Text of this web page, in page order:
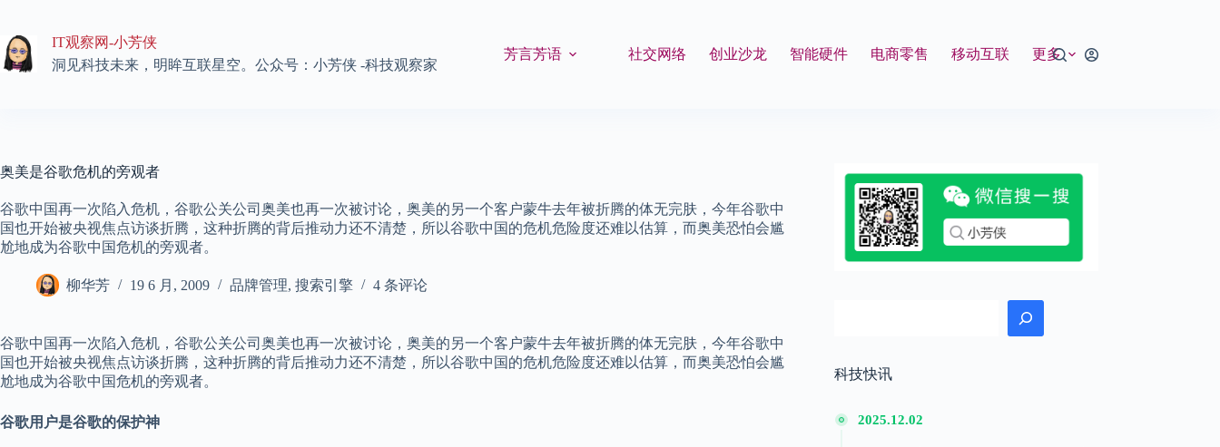
内
容
IT观察网-小芳侠
洞见科技未来，明眸互联星空。公众号：小芳侠 -科技观察家
芳言芳语 社交网络 创业沙龙 智能硬件 电商零售 移动互联 更多
奥美是谷歌危机的旁观者
谷歌中国再一次陷入危机，谷歌公关公司奥美也再一次被讨论，奥美的另一个客户蒙牛去年被折腾的体无完肤，今年谷歌中
国也开始被央视焦点访谈折腾，这种折腾的背后推动力还不清楚，所以谷歌中国的危机危险度还难以估算，而奥美恐怕会尴
尬地成为谷歌中国危机的旁观者。
柳华芳 19 6 月, 2009 品牌管理, 搜索引擎 4 条评论
谷歌中国再一次陷入危机，谷歌公关公司奥美也再一次被讨论，奥美的另一个客户蒙牛去年被折腾的体无完肤，今年谷歌中
国也开始被央视焦点访谈折腾，这种折腾的背后推动力还不清楚，所以谷歌中国的危机危险度还难以估算，而奥美恐怕会尴
尬地成为谷歌中国危机的旁观者。
谷歌用户是谷歌的保护神
科技快讯
2025.12.02